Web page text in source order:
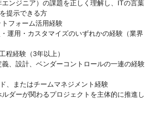
ンジニア）の課題を正しく理解し、ITの言葉
提示できる方
フォーム活用経験
運用・カスタマイズのいずれかの経験（業界
程経験（3年以上）
、設計、ベンダーコントロールの一連の経験
、またはチームマネジメント経験
ダーが関わるプロジェクトを主体的に推進し